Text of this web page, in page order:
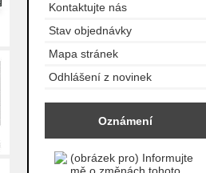
Kontaktujte nás
Stav objednávky
Mapa stránek
Odhlášení z novinek
Oznámení